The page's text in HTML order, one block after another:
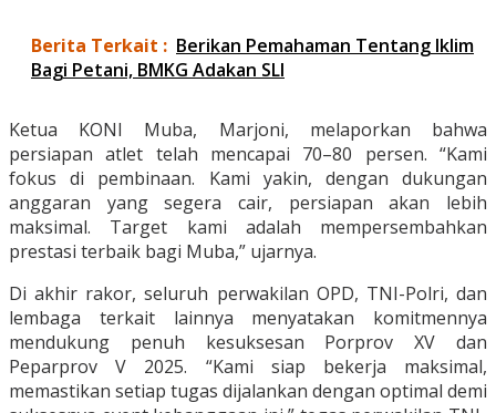
Berita Terkait : Berikan Pemahaman Tentang Iklim
Bagi Petani, BMKG Adakan SLI
Ketua KONI Muba, Marjoni, melaporkan bahwa
persiapan atlet telah mencapai 70–80 persen. “Kami
fokus di pembinaan. Kami yakin, dengan dukungan
anggaran yang segera cair, persiapan akan lebih
maksimal. Target kami adalah mempersembahkan
prestasi terbaik bagi Muba,” ujarnya.
Di akhir rakor, seluruh perwakilan OPD, TNI-Polri, dan
lembaga terkait lainnya menyatakan komitmennya
mendukung penuh kesuksesan Porprov XV dan
Peparprov V 2025. “Kami siap bekerja maksimal,
memastikan setiap tugas dijalankan dengan optimal demi